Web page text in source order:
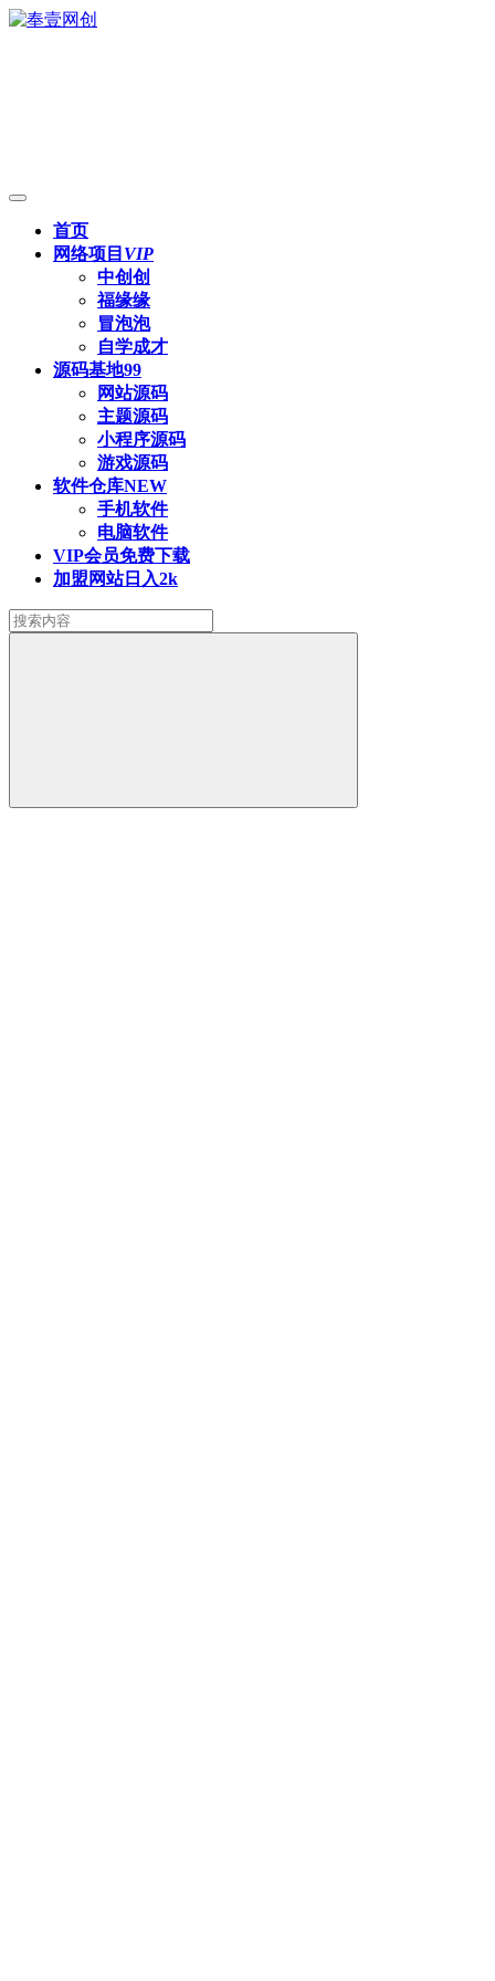
首页
网络项目 VIP
中创创
福缘缘
冒泡泡
自学成才
源码基地99
网站源码
主题源码
小程序源码
游戏源码
软件仓库NEW
手机软件
电脑软件
VIP会员免费下载
加盟网站日入2k